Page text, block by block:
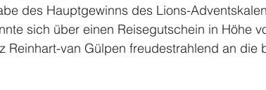
des Hauptgewinns des Lions-
sich über einen Reisegutschein in Höhe
Reinhart-van Gülpen freudestrahlend an die